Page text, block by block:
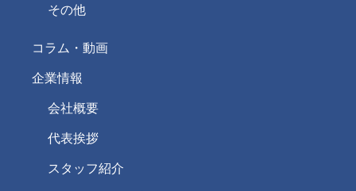
その他
コラム・動画
企業情報
会社概要
代表挨拶
スタッフ紹介